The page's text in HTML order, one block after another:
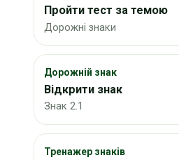
Пройти тест за темою
Дорожні знаки
Дорожній знак
Відкрити знак
Знак 2.1
Тренажер знаків